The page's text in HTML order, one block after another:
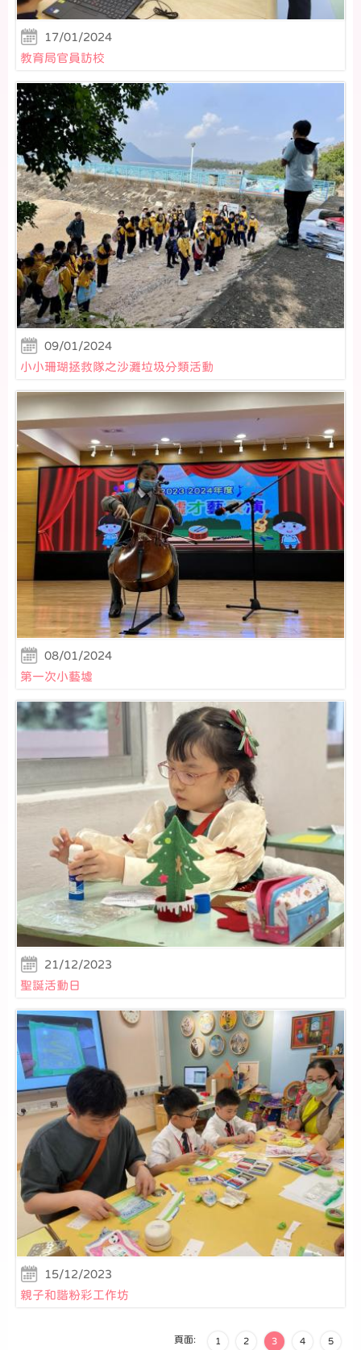
17/01/2024
教育局官員訪校
09/01/2024
小小珊瑚拯救隊之沙灘垃圾分類活動
08/01/2024
第一次小藝墟
21/12/2023
聖誕活動日
15/12/2023
親子和諧粉彩工作坊
頁面: 1 2 3 4 5